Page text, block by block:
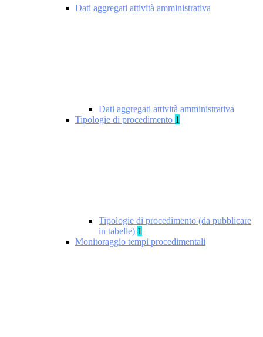
Dati aggregati attività amministrativa
Dati aggregati attività amministrativa
Tipologie di procedimento 1
Tipologie di procedimento (da pubblicare
in tabelle) 1
Monitoraggio tempi procedimentali